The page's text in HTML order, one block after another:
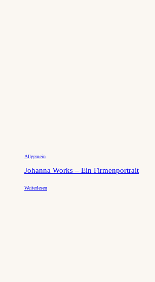
Allgemein
Johanna Works – Ein Firmenportrait
Weiterlesen